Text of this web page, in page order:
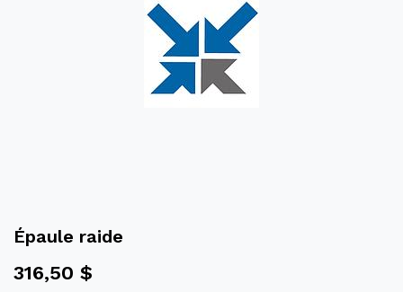
Épaule raide
316,50 $